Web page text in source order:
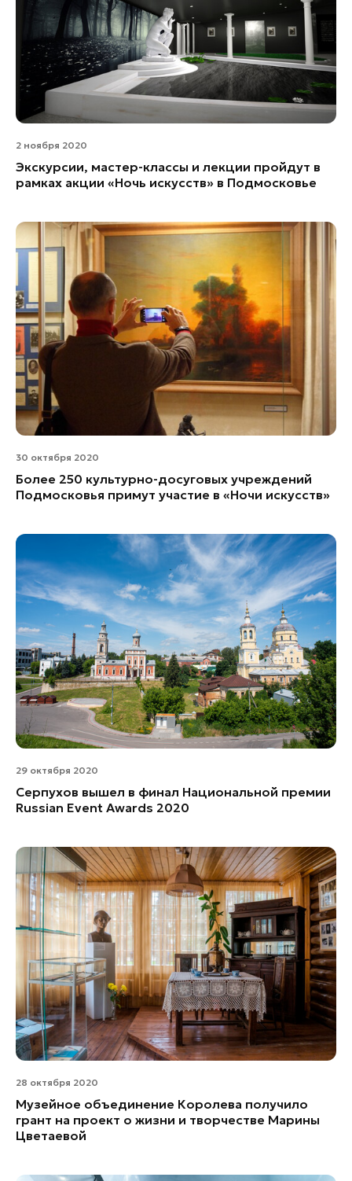
2 ноября 2020
Экскурсии, мастер-классы и лекции пройдут в
рамках акции «Ночь искусств» в Подмосковье
30 октября 2020
Более 250 культурно-досуговых учреждений
Подмосковья примут участие в «Ночи искусств»
29 октября 2020
Серпухов вышел в финал Национальной премии
Russian Event Awards 2020
28 октября 2020
Музейное объединение Королева получило
грант на проект о жизни и творчестве Марины
Цветаевой